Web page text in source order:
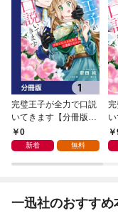
完璧王子が全力で口説
いてきます【分冊版】
1
0
新着 無料
一迅社のおすすめ